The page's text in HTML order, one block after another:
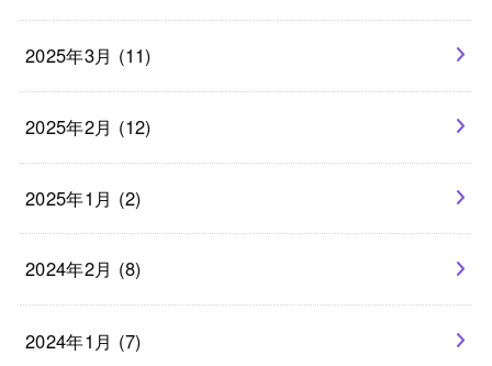
2025年3月 (11)
2025年2月 (12)
2025年1月 (2)
2024年2月 (8)
2024年1月 (7)